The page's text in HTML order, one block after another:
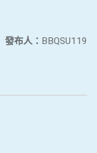
發布人： BBQSU119